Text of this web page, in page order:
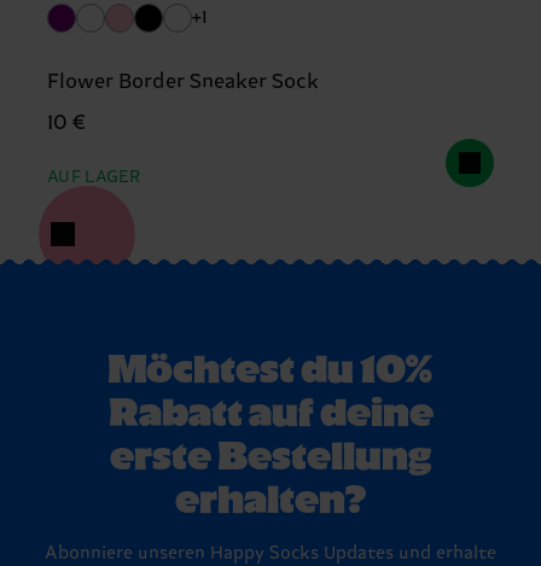
+1
Flower Border Sneaker Sock
10 €
AUF LAGER
Möchtest du 10%
Rabatt auf deine
erste Bestellung
erhalten?
Abonniere unseren Happy Socks Updates und erhalte